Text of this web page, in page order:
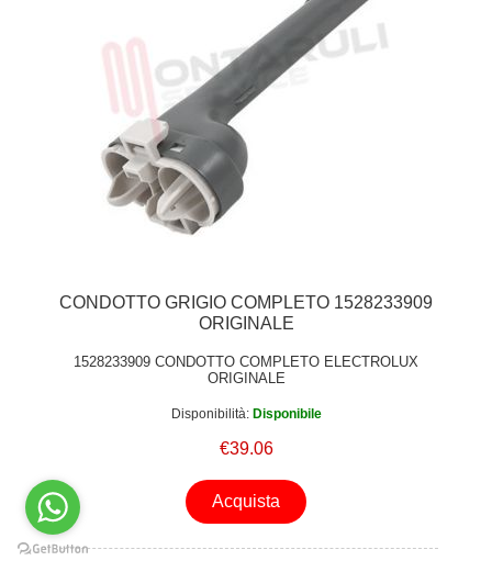
CONDOTTO GRIGIO COMPLETO 1528233909
ORIGINALE
1528233909 CONDOTTO COMPLETO ELECTROLUX
ORIGINALE
Disponibilità: Disponibile
€39.06
Acquista